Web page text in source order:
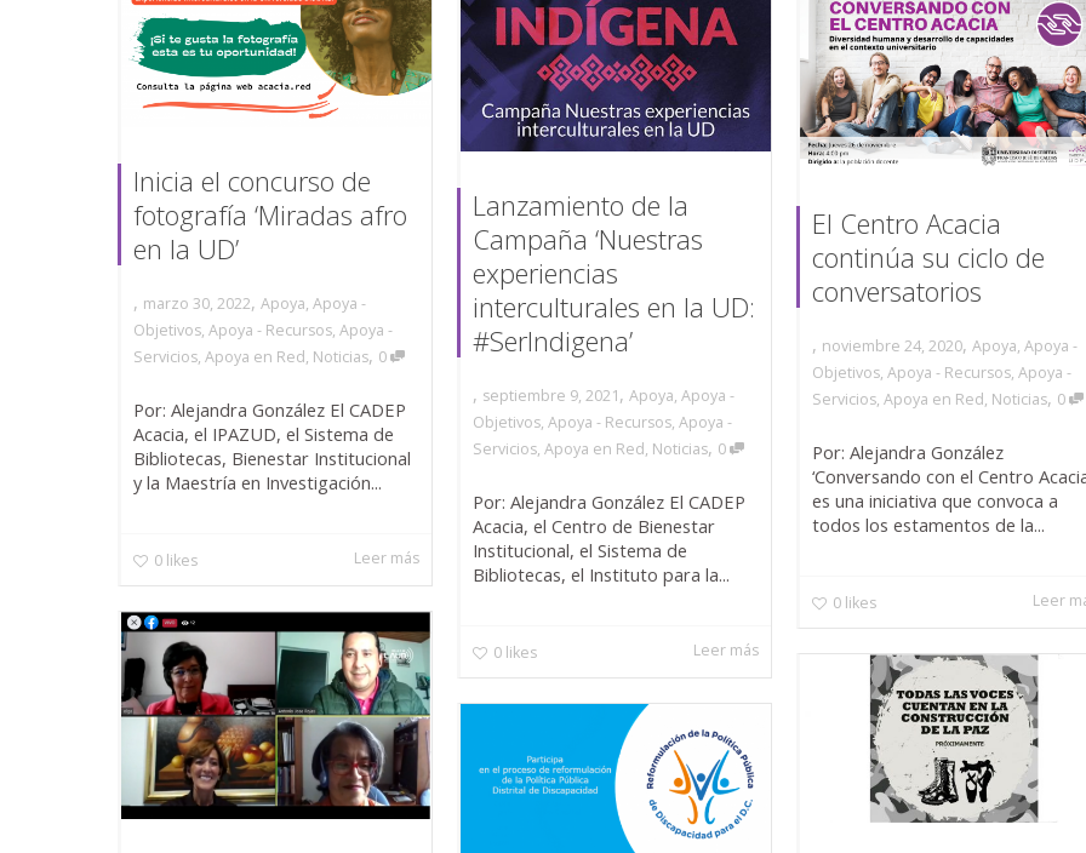
Inicia el concurso de
fotografía ‘Miradas afro
en la UD’
, marzo 30, 2022, Apoya, Apoya -
Objetivos, Apoya - Recursos, Apoya -
Servicios, Apoya en Red, Noticias, 0
Por: Alejandra González El CADEP
Acacia, el IPAZUD, el Sistema de
Bibliotecas, Bienestar Institucional
y la Maestría en Investigación...
0 likes Leer más
Lanzamiento de la
Campaña ‘Nuestras
experiencias
interculturales en la UD:
#SerIndigena’
, septiembre 9, 2021, Apoya, Apoya -
Objetivos, Apoya - Recursos, Apoya -
Servicios, Apoya en Red, Noticias, 0
Por: Alejandra González El CADEP
Acacia, el Centro de Bienestar
Institucional, el Sistema de
Bibliotecas, el Instituto para la...
0 likes Leer más
El Centro Acacia
continúa su ciclo de
conversatorios
, noviembre 24, 2020, Apoya, Apoya -
Objetivos, Apoya - Recursos, Apoya -
Servicios, Apoya en Red, Noticias, 0
Por: Alejandra González
‘Conversando con el Centro
es una iniciativa que convoca a
todos los estamentos de la...
0 likes Leer